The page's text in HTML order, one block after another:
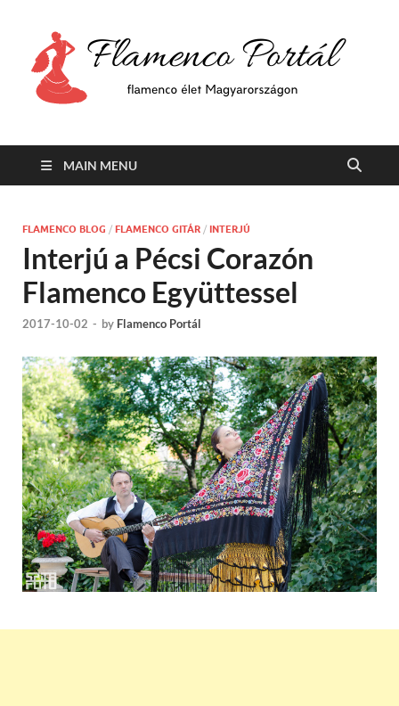
MAIN MENU
FLAMENCO BLOG / FLAMENCO GITÁR / INTERJÚ
Interjú a Pécsi Corazón
Flamenco Együttessel
2017-10-02 - by Flamenco Portál